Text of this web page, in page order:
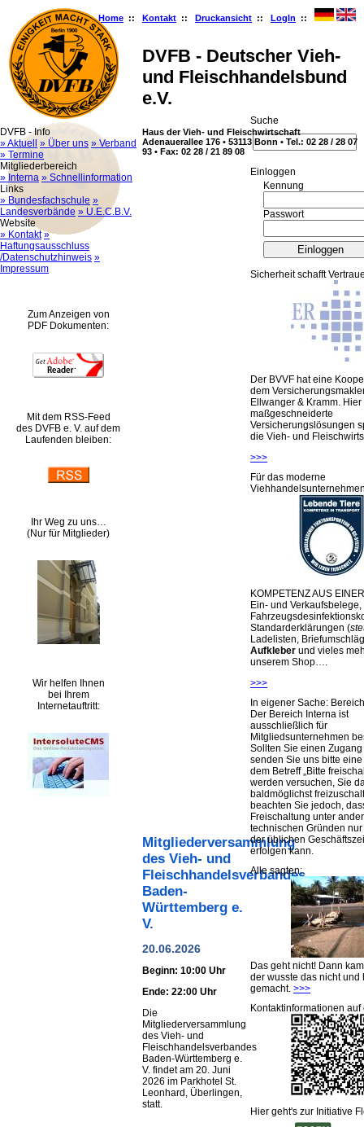
Home :: Kontakt :: Druckansicht :: LogIn ::
DVFB - Deutscher Vieh-
und Fleischhandelsbund
e.V.
Haus der Vieh- und Fleischwirtschaft
Adenauerallee 176 • 53113 Bonn • Tel.: 02 28 / 28 07
93 • Fax: 02 28 / 21 89 08
DVFB - Info
» Aktuell
» Über uns » Verband
» Termine
Mitgliederbereich
» Interna » Schnellinformation
Links
» Bundesfachschule »
Landesverbände » U.E.C.B.V.
Website
» Kontakt »
Haftungsausschluss
/Datenschutzhinweis »
Impressum
Zum Anzeigen von
PDF Dokumenten:
Mit dem RSS-Feed
des DVFB e. V. auf dem
Laufenden bleiben:
Ihr Weg zu uns…
(Nur für Mitglieder)
Wir helfen Ihnen
bei Ihrem
Internetauftritt:
Mitgliederversammlung
des Vieh- und
Fleischhandelsverbandes
Baden-
Württemberg e.
V.
20.06.2026
Beginn: 10:00 Uhr
Ende: 22:00 Uhr
Die
Mitgliederversammlung
des Vieh- und
Fleischhandelsverbandes
Baden-Württemberg e.
V. findet am 20. Juni
2026 im Parkhotel St.
Leonhard, Überlingen,
statt.
Suche
Ein­log­gen
Kennung
Passwort
Sicherheit schafft
Der BVVF hat eine
dem
Ellwanger & Kramm.
maßgeschneiderte
Versicherungslösungen
die Vieh- und
>>>
Für das moderne
KOMPETENZ AUS
Ein- und Verkaufsbelege,
Standarderklärungen (
Ladelisten,
Aufkleber und vieles
unserem Shop….
>>>
In eigener Sache:
Der Bereich Interna ist
ausschließlich für
Mitgliedsunternehmen
Sollten Sie einen
senden Sie uns bitte
dem Betreff „Bitte
werden versuchen, Sie
baldmöglichst
beachten Sie jedoch,
Freischaltung unter
technischen Gründen
der üblichen
erfolgen kann.
Alle sagten:
Das geht nicht! Dann
der wusste das nicht und
gemacht. >>>
Kontaktinformationen
Hier geht's zur Initiative